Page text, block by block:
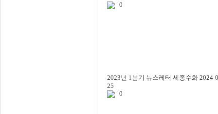
0
2023년 1분기 뉴스레터 세종수화 2024-
25
0